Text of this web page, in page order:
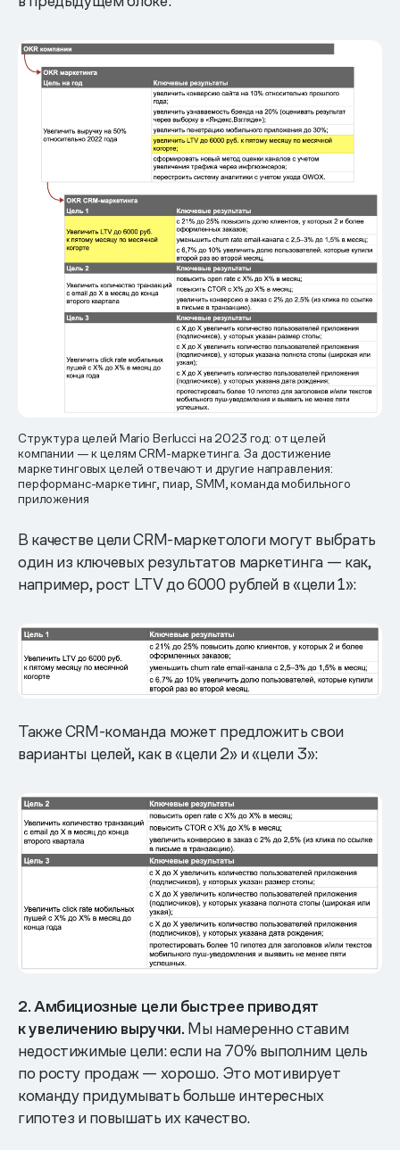
Структура целей Mario Berlucci на 2023 год: от целей
компании — к целям CRM-маркетинга. За достижение
маркетинговых целей отвечают и другие направления:
перформанс-маркетинг, пиар, SMM, команда мобильного
приложения
В качестве цели CRM-маркетологи могут выбрать
один из ключевых результатов маркетинга — как,
например, рост LTV до 6000 рублей в «цели 1»:
Также CRM-команда может предложить свои
варианты целей, как в «цели 2» и «цели 3»:
2. Амбициозные цели быстрее приводят
к увеличению выручки. Мы намеренно ставим
недостижимые цели: если на 70% выполним цель
по росту продаж — хорошо. Это мотивирует
команду придумывать больше интересных
гипотез и повышать их качество.